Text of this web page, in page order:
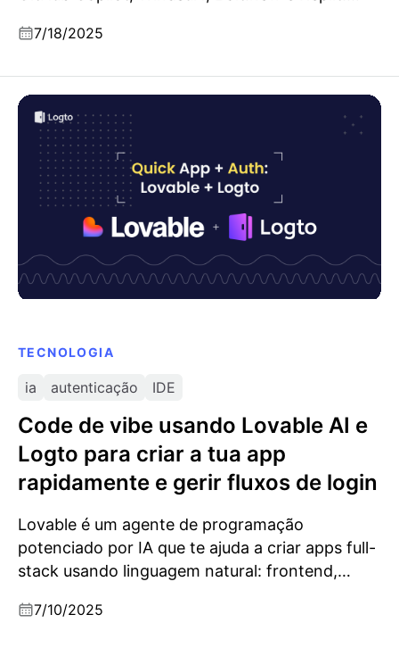
funcionalidades, pontos fortes e casos de uso
7/18/2025
TECNOLOGIA
ia autenticação IDE
Code de vibe usando Lovable AI e
Logto para criar a tua app
rapidamente e gerir fluxos de login
Lovable é um agente de programação
potenciado por IA que te ajuda a criar apps full-
stack usando linguagem natural: frontend,
num só lugar. Com o suporte para Logto, agora
7/10/2025
Code de vibe usando Lovable AI e Logto para criar a
tua app rapidamente e gerir fluxos de login